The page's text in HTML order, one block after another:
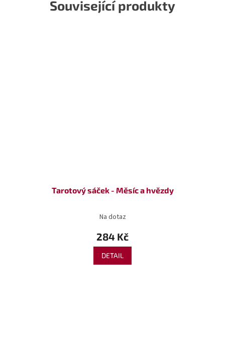
Související produkty
Tarotový sáček - Měsíc a hvězdy
Na dotaz
284 Kč
DETAIL